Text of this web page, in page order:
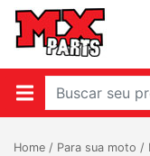
Home / Para sua moto /